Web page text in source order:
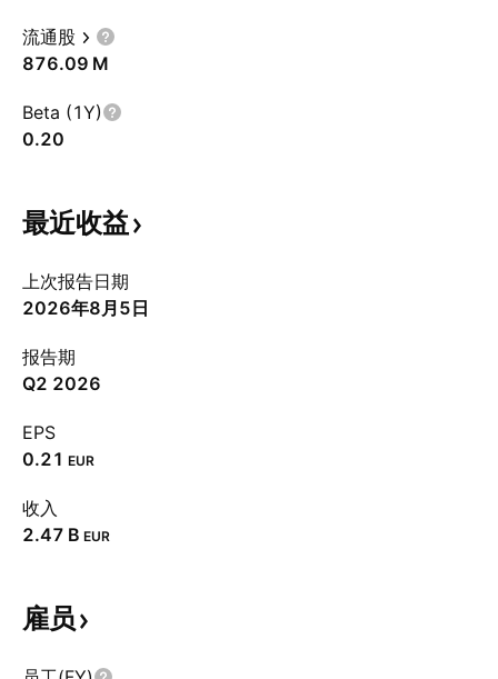
流通股
‪876.09 M‬
Beta (1Y)
0.20
最近收益
上次报告日期
2026年8月5日
报告期
Q2 2026
EPS
0.21 EUR
收入
‪2.47 B‬ EUR
雇员